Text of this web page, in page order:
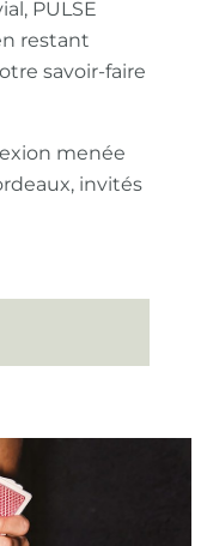
PULSE
restant
savoir-faire
menée
invités